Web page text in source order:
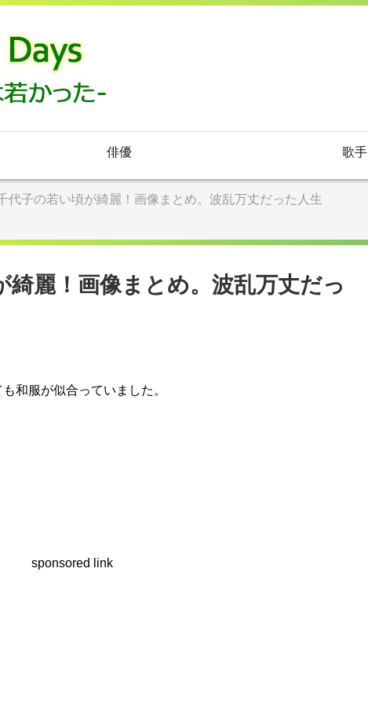
俳優 歌手
代子の若い頃が綺麗！画像まとめ。波乱万丈だった人生
綺麗！画像まとめ。波乱万丈だっ
和服が似合っていました。
sponsored link